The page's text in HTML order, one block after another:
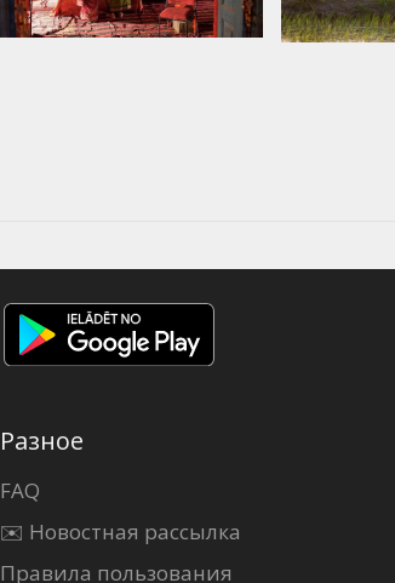
Разное
FAQ
✉️ Новостная рассылка
Правила пользования